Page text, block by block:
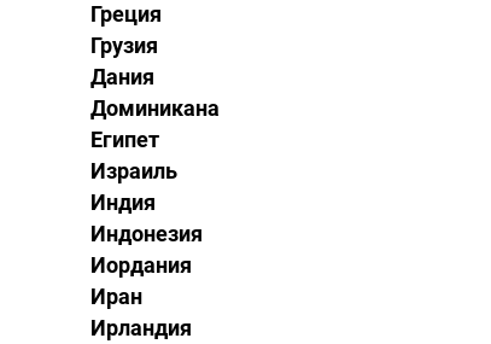
Греция
Грузия
Дания
Доминикана
Египет
Израиль
Индия
Индонезия
Иордания
Иран
Ирландия